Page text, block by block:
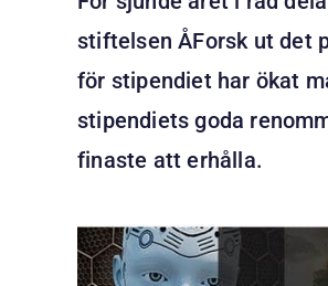
stiftelsen ÅForsk ut det
för stipendiet har ökat
stipendiets goda
finaste att erhålla.